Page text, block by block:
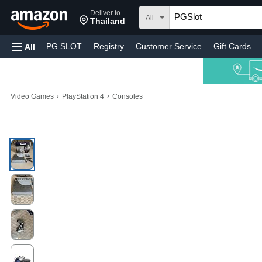
Deliver to
Thailand All
All PG SLOT Registry Customer Service Gift Cards
Video Games › PlayStation 4 › Consoles